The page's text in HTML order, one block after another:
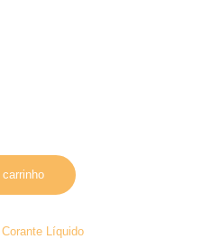
Corante Líquido